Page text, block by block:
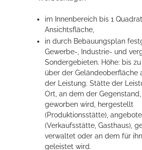
im Innenbereich bis 1
Ansichtsfläche,
in durch Bebauungsplan
Gewerbe-, Industrie- und
Sondergebieten. Höhe: bis
über der Geländeoberfläche
der Leistung. Stätte der
Ort, an dem der
geworben wird, hergestellt
(Produktionsstätte),
(Verkaufsstätte, Gasthaus),
verwaltet oder an dem für
geleistet wird.